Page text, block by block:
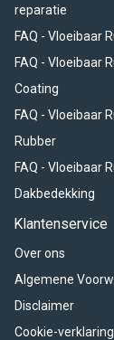
reparatie
FAQ - Vloeibaar
FAQ - Vloeibaar
Coating
FAQ - Vloeibaar
Rubber
FAQ - Vloeibaar
Dakbedekking
Klantenservice
Over ons
Algemene
Disclaimer
Cookie-verklaring